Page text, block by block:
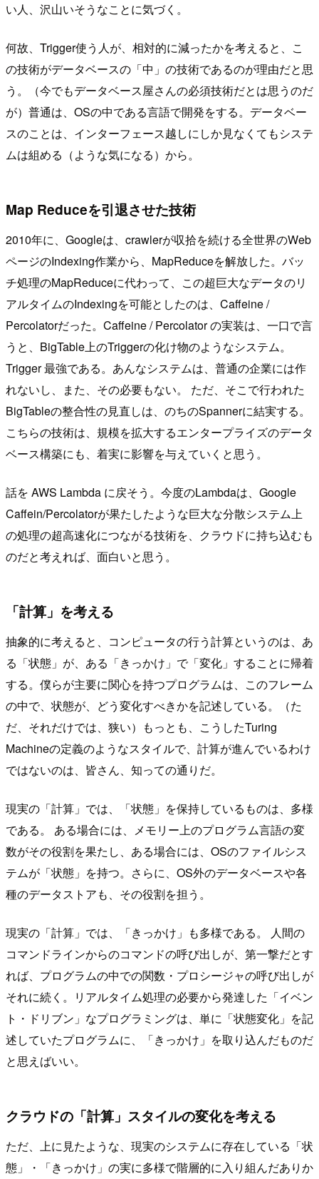
い人、沢山いそうなことに気づく。
何故、Trigger使う人が、相対的に減ったかを考えると、こ
の技術がデータベースの「中」の技術であるのが理由だと思
う。（今でもデータベース屋さんの必須技術だとは思うのだ
が）普通は、OSの中である言語で開発をする。データベー
スのことは、インターフェース越しにしか見なくてもシステ
ムは組める（ような気になる）から。
Map Reduceを引退させた技術
2010年に、Googleは、crawlerが収拾を続ける全世界のWeb
ページのIndexing作業から、MapReduceを解放した。バッ
チ処理のMapReduceに代わって、この超巨大なデータのリ
アルタイムのIndexingを可能としたのは、Caffeine /
Percolatorだった。Caffeine / Percolator の実装は、一口で言
うと、BigTable上のTriggerの化け物のようなシステム。
Trigger 最強である。あんなシステムは、普通の企業には作
れないし、また、その必要もない。 ただ、そこで行われた
BigTableの整合性の見直しは、のちのSpannerに結実する。
こちらの技術は、規模を拡大するエンタープライズのデータ
ベース構築にも、着実に影響を与えていくと思う。
話を AWS Lambda に戻そう。今度のLambdaは、Google
Caffein/Percolatorが果たしたような巨大な分散システム上
の処理の超高速化につながる技術を、クラウドに持ち込むも
のだと考えれば、面白いと思う。
「計算」を考える
抽象的に考えると、コンピュータの行う計算というのは、あ
る「状態」が、ある「きっかけ」で「変化」することに帰着
する。僕らが主要に関心を持つプログラムは、このフレーム
の中で、状態が、どう変化すべきかを記述している。（た
だ、それだけでは、狭い）もっとも、こうしたTuring
Machineの定義のようなスタイルで、計算が進んでいるわけ
ではないのは、皆さん、知っての通りだ。
現実の「計算」では、「状態」を保持しているものは、多様
である。 ある場合には、メモリー上のプログラム言語の変
数がその役割を果たし、ある場合には、OSのファイルシス
テムが「状態」を持つ。さらに、OS外のデータベースや各
種のデータストアも、その役割を担う。
現実の「計算」では、「きっかけ」も多様である。 人間の
コマンドラインからのコマンドの呼び出しが、第一撃だとす
れば、プログラムの中での関数・プロシージャの呼び出しが
それに続く。リアルタイム処理の必要から発達した「イベン
ト・ドリブン」なプログラミングは、単に「状態変化」を記
述していたプログラムに、「きっかけ」を取り込んだものだ
と思えばいい。
クラウドの「計算」スタイルの変化を考える
ただ、上に見たような、現実のシステムに存在している「状
態」・「きっかけ」の実に多様で階層的に入り組んだありか